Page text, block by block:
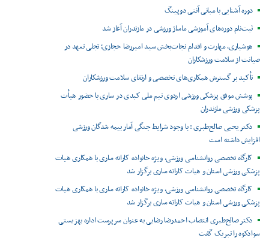
دوره آشنایی با مبانی آنتی دوپینگ
ثبت‌نام دوره‌های آموزشی ماساژ ورزشی در مازندران آغاز شد
هوشیاری، مهارت و اقدام نجات‌بخش سید امیررضا حجازی؛ تجلی تعهد در
صیانت از سلامت ورزشکاران
تأکید بر گسترش همکاری‌های تخصصی و ارتقای سلامت ورزشکاران
پوشش موفق پزشکی ورزشی اردوی تیم ملی کبدی در ساری با حضور هیأت
پزشکی ورزشی مازندران
دکتر یحیی صالح‌طبری : با وجود شرایط جنگی آمار بیمه شدگان ورزشی
افزایش داشته است
کارگاه تخصصی روانشناسی ورزشی، ویژه خانواده کاراته ساری با همکاری هیات
پزشکی ورزشی استان و هیات کاراته ساری برگزار شد
کارگاه تخصصی روانشناسی ورزشی، ویژه خانواده کاراته ساری با همکاری هیات
پزشکی ورزشی استان و هیات کاراته ساری برگزار شد
دکتر صالح‌طبری انتصاب احمدرضا رضایی به عنوان سرپرست اداره بهزیستی
سوادکوه را تبریک گفت